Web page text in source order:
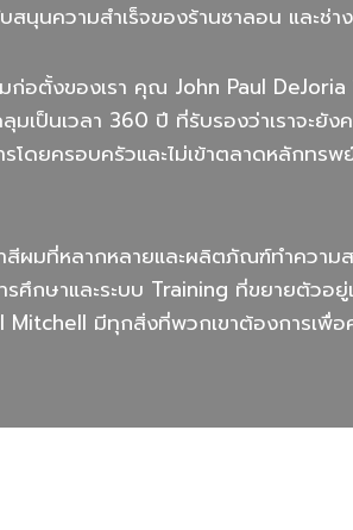
สนุนความสำเร็จของร้านซาลอน และช่
อตั้งของเรา คุณ John Paul DeJoria
เป็นเวลา 360 ปี ที่รับรองว่าเราจะยัง
รโดยครอบครัวและไม่เข้าตลาดหลักท
ผมที่หลากหลายและผลิตภัณฑ์ทำความส
รศึกษาและระบบ Training ที่ขยายตัวอ
Mitchell มีทุกสิ่งที่พวกเขาต้องการเพื่อ